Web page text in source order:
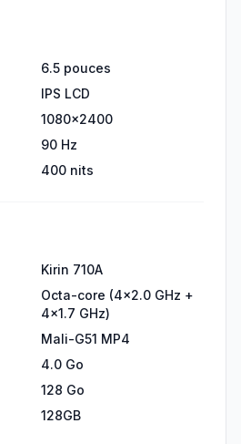
6.5 pouces
IPS LCD
1080x2400
90 Hz
400 nits
Kirin 710A
Octa-core (4x2.0 GHz +
4x1.7 GHz)
Mali-G51 MP4
4.0 Go
128 Go
128GB